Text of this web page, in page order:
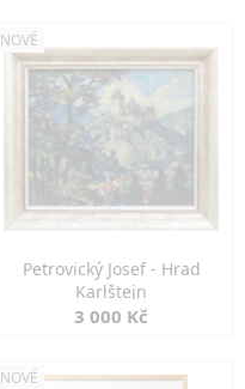
NOVÉ
Petrovický Josef - Hrad
Karlštejn
3 000 Kč
NOVÉ